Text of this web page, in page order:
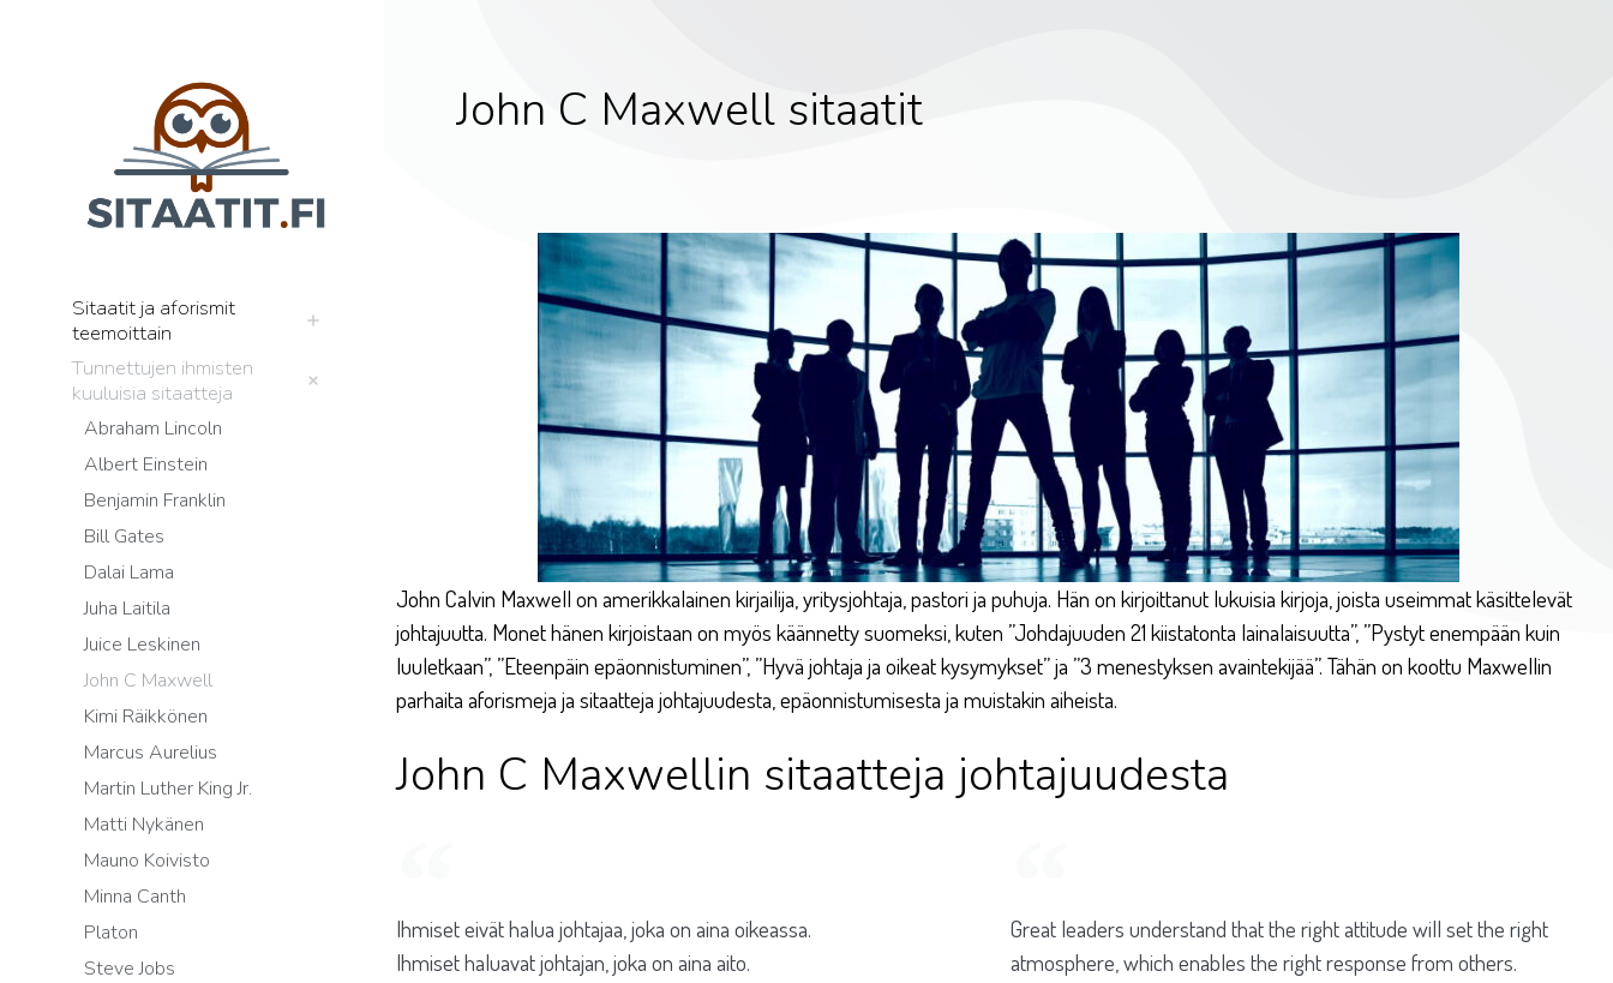
Sitaatit ja aforismit
teemoittain
Tunnettujen ihmisten
kuuluisia sitaatteja
Abraham Lincoln
Albert Einstein
Benjamin Franklin
Bill Gates
Dalai Lama
Juha Laitila
Juice Leskinen
John C Maxwell
Kimi Räikkönen
Marcus Aurelius
Martin Luther King Jr.
Matti Nykänen
Mauno Koivisto
Minna Canth
Platon
Steve Jobs
John C Maxwell sitaatit
John Calvin Maxwell on amerikkalainen kirjailija, yritysjohtaja, pastori ja puhuja. Hän on kirjoittanut lukuisia kirjoja, joista useimmat käsittelevät
johtajuutta. Monet hänen kirjoistaan on myös käännetty suomeksi, kuten ”Johdajuuden 21 kiistatonta lainalaisuutta”, ”Pystyt enempään kuin
luuletkaan”, ”Eteenpäin epäonnistuminen”, ”Hyvä johtaja ja oikeat kysymykset” ja ”3 menestyksen avaintekijää”. Tähän on koottu Maxwellin
parhaita aforismeja ja sitaatteja johtajuudesta, epäonnistumisesta ja muistakin aiheista.
John C Maxwellin sitaatteja johtajuudesta
Ihmiset eivät halua johtajaa, joka on aina oikeassa.
Ihmiset haluavat johtajan, joka on aina aito.​
Great leaders understand that the right attitude will set the right
atmosphere, which enables the right response from others.